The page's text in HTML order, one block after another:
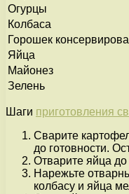
Огурцы
Колбаса
Горошек
Яйца
Майонез
Зелень
Шаги приготовления
Сварите
до готовности.
Отварите яйца до
Нарежьте
колбасу и яйца